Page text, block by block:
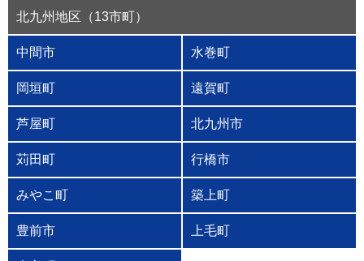
北九州地区（13市町）
中間市 水巻町
岡垣町 遠賀町
芦屋町 北九州市
苅田町 行橋市
みやこ町 築上町
豊前市 上毛町